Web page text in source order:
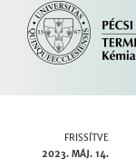
FRISSÍTVE
2023. MÁJ. 14.